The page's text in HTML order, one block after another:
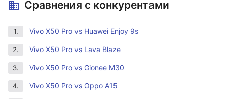
Сравнения с конкурентами
1. Vivo X50 Pro vs Huawei Enjoy 9s
2. Vivo X50 Pro vs Lava Blaze
3. Vivo X50 Pro vs Gionee M30
4. Vivo X50 Pro vs Oppo A15